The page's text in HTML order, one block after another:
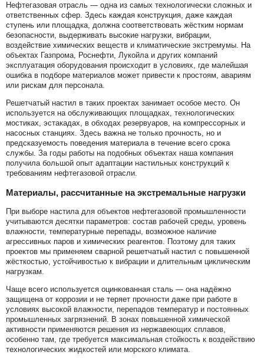
Нефтегазовая отрасль — одна из самых технологически сложных и
ответственных сфер. Здесь каждая конструкция, даже каждая
ступень или площадка, должна соответствовать жёстким нормам
безопасности, выдерживать высокие нагрузки, вибрации,
воздействие химических веществ и климатические экстремумы. На
объектах Газпрома, Роснефти, Лукойла и других компаний
эксплуатация оборудования происходит в условиях, где малейшая
ошибка в подборе материалов может привести к простоям, авариям
или рискам для персонала.
Решетчатый настил в таких проектах занимает особое место. Он
используется на обслуживающих площадках, технологических
мостиках, эстакадах, в обходах резервуаров, на компрессорных и
насосных станциях. Здесь важна не только прочность, но и
предсказуемость поведения материала в течение всего срока
службы. За годы работы на подобных объектах наша компания
получила большой опыт адаптации настильных конструкций к
требованиям нефтегазовой отрасли.
Материалы, рассчитанные на экстремальные нагрузки
При выборе настила для объектов нефтегазовой промышленности
учитываются десятки параметров: состав рабочей среды, уровень
влажности, температурные перепады, возможное наличие
агрессивных паров и химических реагентов. Поэтому для таких
проектов мы применяем сварной решетчатый настил с повышенной
жёсткостью, устойчивостью к вибрации и длительным циклическим
нагрузкам.
Чаще всего используется оцинкованная сталь — она надёжно
защищена от коррозии и не теряет прочности даже при работе в
условиях высокой влажности, перепадов температур и постоянных
промышленных загрязнений. В зонах повышенной химической
активности применяются решения из нержавеющих сплавов,
особенно там, где требуется максимальная стойкость к воздействию
технологических жидкостей или морского климата.